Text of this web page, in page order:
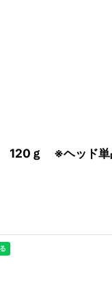
120ｇ ※ヘッド単